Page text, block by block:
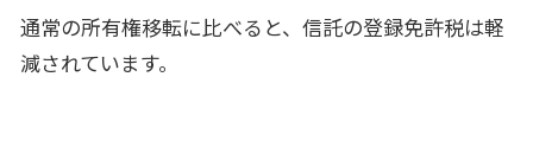
通常の所有権移転に比べると、信託の登録免許税は軽
減されています。